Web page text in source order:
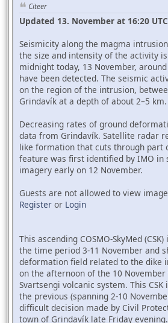
Citeer
Updated 13. November at 16:20 UTC
Seismicity along the magma
the size and intensity of the activity
midnight today, 13 November,
have been detected. The seismic
on the region of the intrusion,
Grindavík at a depth of about 2–5 km.
Decreasing rates of ground
data from Grindavík. Satellite radar
like formation that cuts through part
feature was first identified by IMO in
imagery early on 12 November.
Guests are not allowed to view
Register or Login
This ascending COSMO-SkyMed
the time period 3-11 November and
deformation field related to the dike
on the afternoon of the 10
Svartsengi volcanic system. This
the previous (spanning 2-10
difficult decision made by Civil
town of Grindavík late Friday